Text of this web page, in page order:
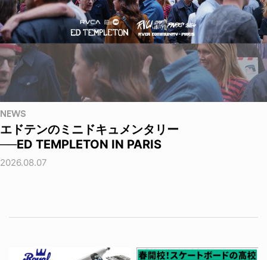
NEWS
エドテンのミニドキュメンタリー
──ED TEMPLETON IN PARIS
2026.08.07